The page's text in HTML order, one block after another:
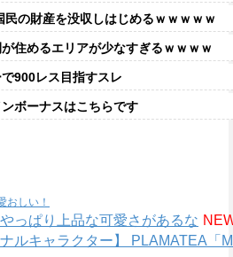
民の財産を没収しはじめるｗｗｗｗｗ
が住めるエリアが少なすぎるｗｗｗｗ
で900レス目指すスレ
ンボーナスはこちらです
おしい！
っぱり上品な可愛さがあるな
ナルキャラクター】 PLAMATEA